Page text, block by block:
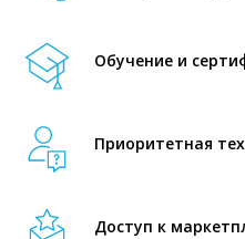
Обучение и
Приоритетная
Доступ к